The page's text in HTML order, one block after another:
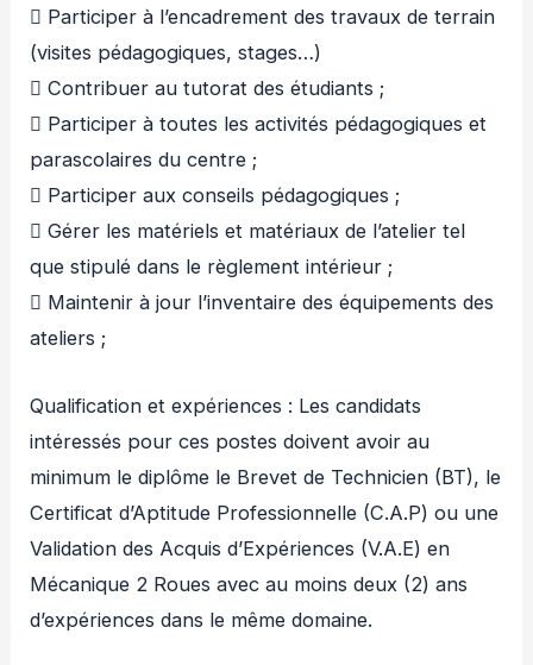
 Participer à l’encadrement des travaux de terrain
(visites pédagogiques, stages…)
 Contribuer au tutorat des étudiants ;
 Participer à toutes les activités pédagogiques et
parascolaires du centre ;
 Participer aux conseils pédagogiques ;
 Gérer les matériels et matériaux de l’atelier tel
que stipulé dans le règlement intérieur ;
 Maintenir à jour l’inventaire des équipements des
ateliers ;
Qualification et expériences : Les candidats
intéressés pour ces postes doivent avoir au
minimum le diplôme le Brevet de Technicien (BT), le
Certificat d’Aptitude Professionnelle (C.A.P) ou une
Validation des Acquis d’Expériences (V.A.E) en
Mécanique 2 Roues avec au moins deux (2) ans
d’expériences dans le même domaine.